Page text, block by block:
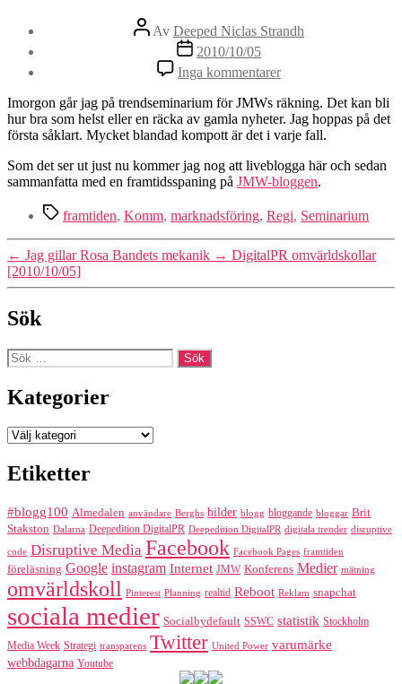
Inläggsförfattare
Av Deeped Niclas Strandh
Inläggsdatum
2010/10/05
Inga kommentarertill
Trendseminarium
Imorgon går jag på trendseminarium för JMWs räkning. Det kan bli
hur bra som helst eller en räcka av gamla nyheter. Jag hoppas på det
första såklart. Mycket blandad kompott är det i varje fall.
Som det ser ut just nu kommer jag nog att liveblogga här och sedan
sammanfatta med en framtidsspaning på JMW-bloggen.
Etiketter
framtiden, Komm, marknadsföring, Regi, Seminarium
← Jag gillar Rosa Bandets mekanik → DigitalPR omvärldskollar
[2010/10/05]
Sök
Sök
efter:
Kategorier
Kategorier
Etiketter
#blogg100 Almedalen användare Berghs bilder blogg bloggande bloggar Brit
Stakston Dalarna Deepedition DigitalPR Deepedition DigitalPR digitala trender disruptive
code Disruptive Media Facebook Facebook Pages framtiden
föreläsning Google instagram Internet JMW Konferens Medier mätning
omvärldskoll Pinterest Planning realtid Reboot Reklam snapchat
sociala medier Socialbydefault SSWC statistik Stockholm
Media Week Strategi transparens Twitter United Power varumärke
webbdagarna Youtube